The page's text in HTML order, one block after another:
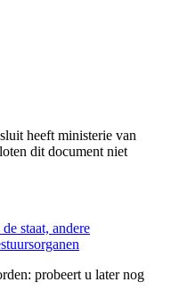
heeft ministerie van
dit document niet
staat, andere
probeert u later nog